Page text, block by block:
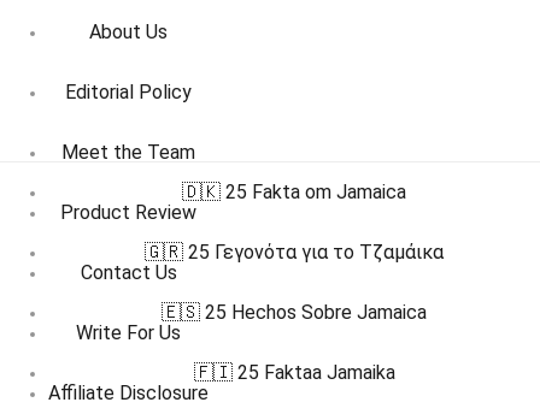
About Us
Editorial Policy
Meet the Team
Product Review
Contact Us
Write For Us
Affiliate Disclosure
🇩🇰 25 Fakta om Jamaica
🇬🇷 25 Γεγονότα για το Τζαμάικα
🇪🇸 25 Hechos Sobre Jamaica
🇫🇮 25 Faktaa Jamaika